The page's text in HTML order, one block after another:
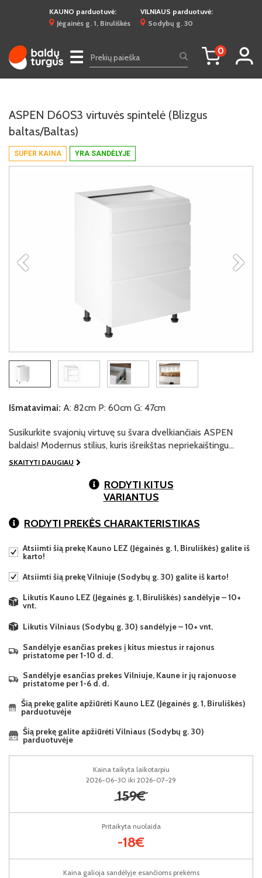
KAUNO parduotuvė:
Jėgainės g. 1, Biruliškės
VILNIAUS parduotuvė:
Sodybų g. 30
☰ 0
SUPER KAINA YRA SANDĖLYJE
ASPEN D60S3 virtuvės spintelė (Blizgus
baltas/Baltas)
Išmatavimai: A: 82cm P: 60cm G: 47cm
Susikurkite svajonių virtuvę su švara dvelkiančiais ASPEN
baldais! Modernus stilius, kuris išreikštas nepriekaištingu…
SKAITYTI DAUGIAU
RODYTI KITUS
VARIANTUS
RODYTI PREKĖS CHARAKTERISTIKAS
Atsiimti šią prekę Kauno LEZ (Jėgainės g. 1, Biruliškės) galite iš
karto!
Atsiimti šią prekę Vilniuje (Sodybų g. 30) galite iš karto!
Likutis Kauno LEZ (Jėgainės g. 1, Biruliškės) sandėlyje – 10+
vnt.
Likutis Vilniaus (Sodybų g. 30) sandėlyje – 10+ vnt.
Sandėlyje esančias prekes į kitus miestus ir rajonus
pristatome per 1-10 d. d.
Sandėlyje esančias prekes Vilniuje, Kaune ir jų rajonuose
pristatome per 1-6 d. d.
Šią prekę galite apžiūrėti Kauno LEZ (Jėgainės g. 1, Biruliškės)
parduotuvėje
Šią prekę galite apžiūrėti Vilniaus (Sodybų g. 30)
parduotuvėje
Kaina galioja sandėlyje esančioms prekėms
Kaina taikyta laikotarpiu
2026-06-30 iki 2026-07-29
159€
Pritaikyta nuolaida
-18€